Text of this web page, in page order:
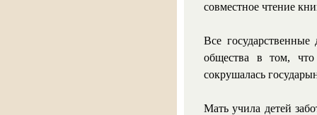
совместное чтение
Все
общества в том, что
сокрушалась
Мать учила детей